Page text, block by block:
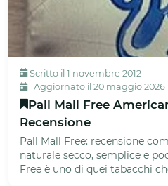
Scritto il 1 novembre 2012
Aggiornato il 20 maggio 2026
Pall Mall Free
Recensione
Pall Mall Free: recensione
naturale secco, semplice e
Free è uno di quei tabacchi